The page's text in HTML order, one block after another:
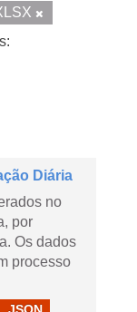
Diária
no
por
Os dados
processo